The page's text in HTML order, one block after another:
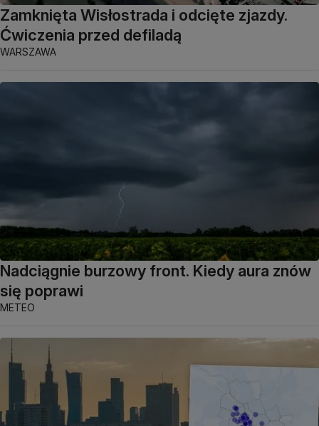
Zamknięta Wisłostrada i odcięte zjazdy.
Ćwiczenia przed defiladą
WARSZAWA
Nadciągnie burzowy front. Kiedy aura znów
się poprawi
METEO